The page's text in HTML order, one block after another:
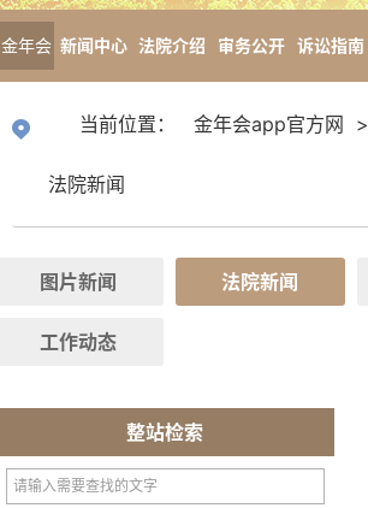
金年会
方网
新闻中心 法院介绍 审务公开 诉讼指南
当前位置： 金年会app官方网 >
法院新闻
图片新闻 法院新闻
工作动态
整站检索